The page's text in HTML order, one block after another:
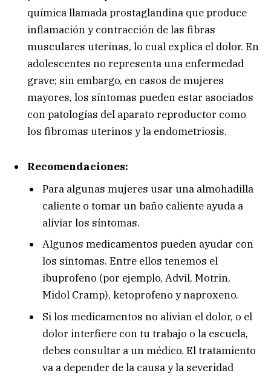
química llamada prostaglandina que produce
inflamación y contracción de las fibras
musculares uterinas, lo cual explica el dolor. En
adolescentes no representa una enfermedad
grave; sin embargo, en casos de mujeres
mayores, los síntomas pueden estar asociados
con patologías del aparato reproductor como
los fibromas uterinos y la endometriosis.
Recomendaciones:
Para algunas mujeres usar una almohadilla
caliente o tomar un baño caliente ayuda a
aliviar los síntomas.
Algunos medicamentos pueden ayudar con
los síntomas. Entre ellos tenemos el
ibuprofeno (por ejemplo, Advil, Motrin,
Midol Cramp), ketoprofeno y naproxeno.
Si los medicamentos no alivian el dolor, o el
dolor interfiere con tu trabajo o la escuela,
debes consultar a un médico. El tratamiento
va a depender de la causa y la severidad